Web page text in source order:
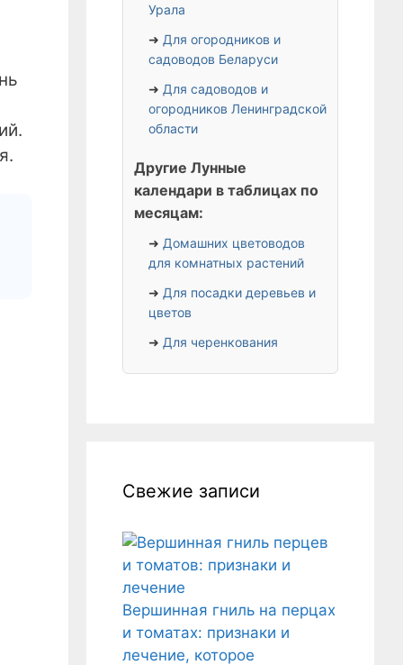
Урала
➜ Для огородников и
садоводов Беларуси
➜ Для садоводов и
огородников Ленинградской
области
Другие Лунные
календари в таблицах по
месяцам:
➜ Домашних цветоводов
для комнатных растений
➜ Для посадки деревьев и
цветов
➜ Для черенкования
Свежие записи
Вершинная гниль на перцах
и томатах: признаки и
лечение, которое